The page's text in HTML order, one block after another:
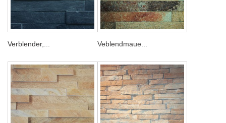
Verblender,... Veblendmaue...